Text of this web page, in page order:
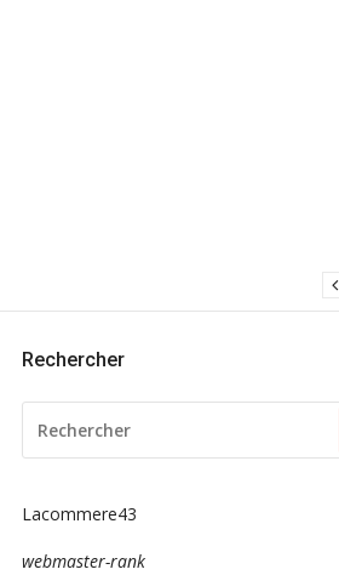
Rechercher
POUR
:
Lacommere43
webmaster-rank